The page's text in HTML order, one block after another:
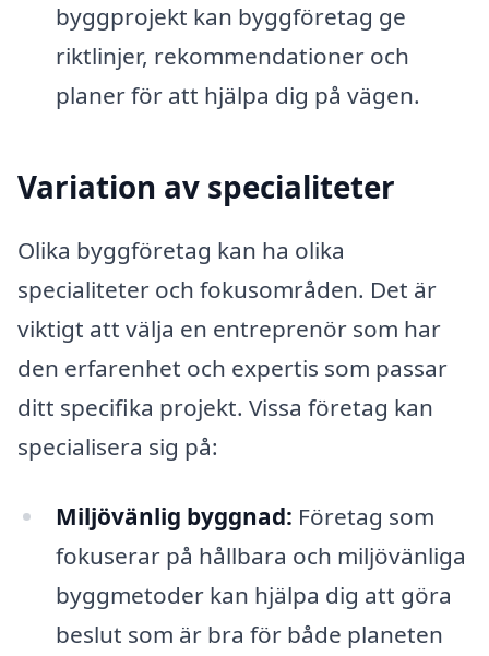
byggprojekt kan byggföretag ge
riktlinjer, rekommendationer och
planer för att hjälpa dig på vägen.
Variation av specialiteter
Olika byggföretag kan ha olika
specialiteter och fokusområden. Det är
viktigt att välja en entreprenör som har
den erfarenhet och expertis som passar
ditt specifika projekt. Vissa företag kan
specialisera sig på:
Miljövänlig byggnad: Företag som
fokuserar på hållbara och miljövänliga
byggmetoder kan hjälpa dig att göra
beslut som är bra för både planeten